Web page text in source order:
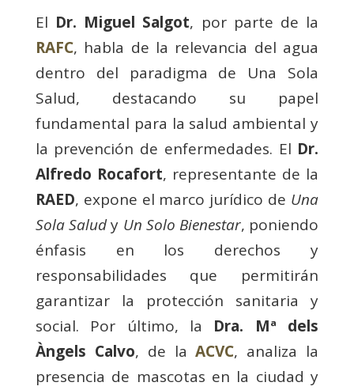
El Dr. Miguel Salgot, por parte de la
RAFC, habla de la relevancia del agua
dentro del paradigma de Una Sola
Salud, destacando su papel
fundamental para la salud ambiental y
la prevención de enfermedades. El Dr.
Alfredo Rocafort, representante de la
RAED, expone el marco jurídico de Una
Sola Saludy Un Solo Bienestar, poniendo
énfasis en los derechos y
responsabilidades que permitirán
garantizar la protección sanitaria y
social. Por último, la Dra. Mª dels
Àngels Calvo, de laACVC, analiza la
presencia de mascotas en la ciudad y